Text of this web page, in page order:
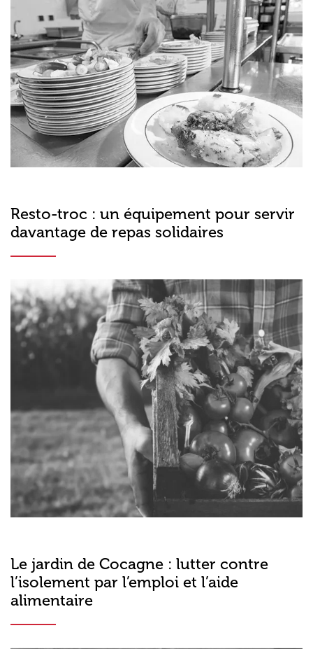
Resto-troc : un équipement pour servir
davantage de repas solidaires
Le jardin de Cocagne : lutter contre
l’isolement par l’emploi et l’aide
alimentaire